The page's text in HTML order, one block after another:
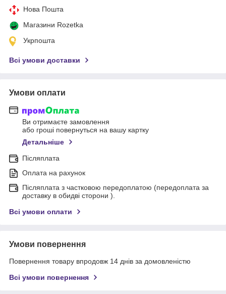
Нова Пошта
Магазини Rozetka
Укрпошта
Всі умови доставки
Умови оплати
Ви отримаєте замовлення
або гроші повернуться на вашу картку
Детальніше
Післяплата
Оплата на рахунок
Післяплата з частковою передоплатою (передоплата за
доставку в обидві сторони ).
Всі умови оплати
Умови повернення
Повернення товару впродовж 14 днів за домовленістю
Всі умови повернення